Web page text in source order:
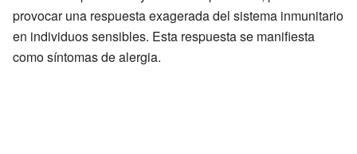
provocar una respuesta exagerada del sistema inmunitario
en individuos sensibles. Esta respuesta se manifiesta
como síntomas de alergia.